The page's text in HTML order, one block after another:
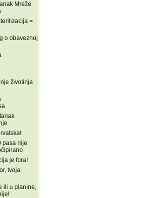
Mreže
=
o obaveznoj
životinja
pasa nije
je fora!
tvoja
ili u planine,